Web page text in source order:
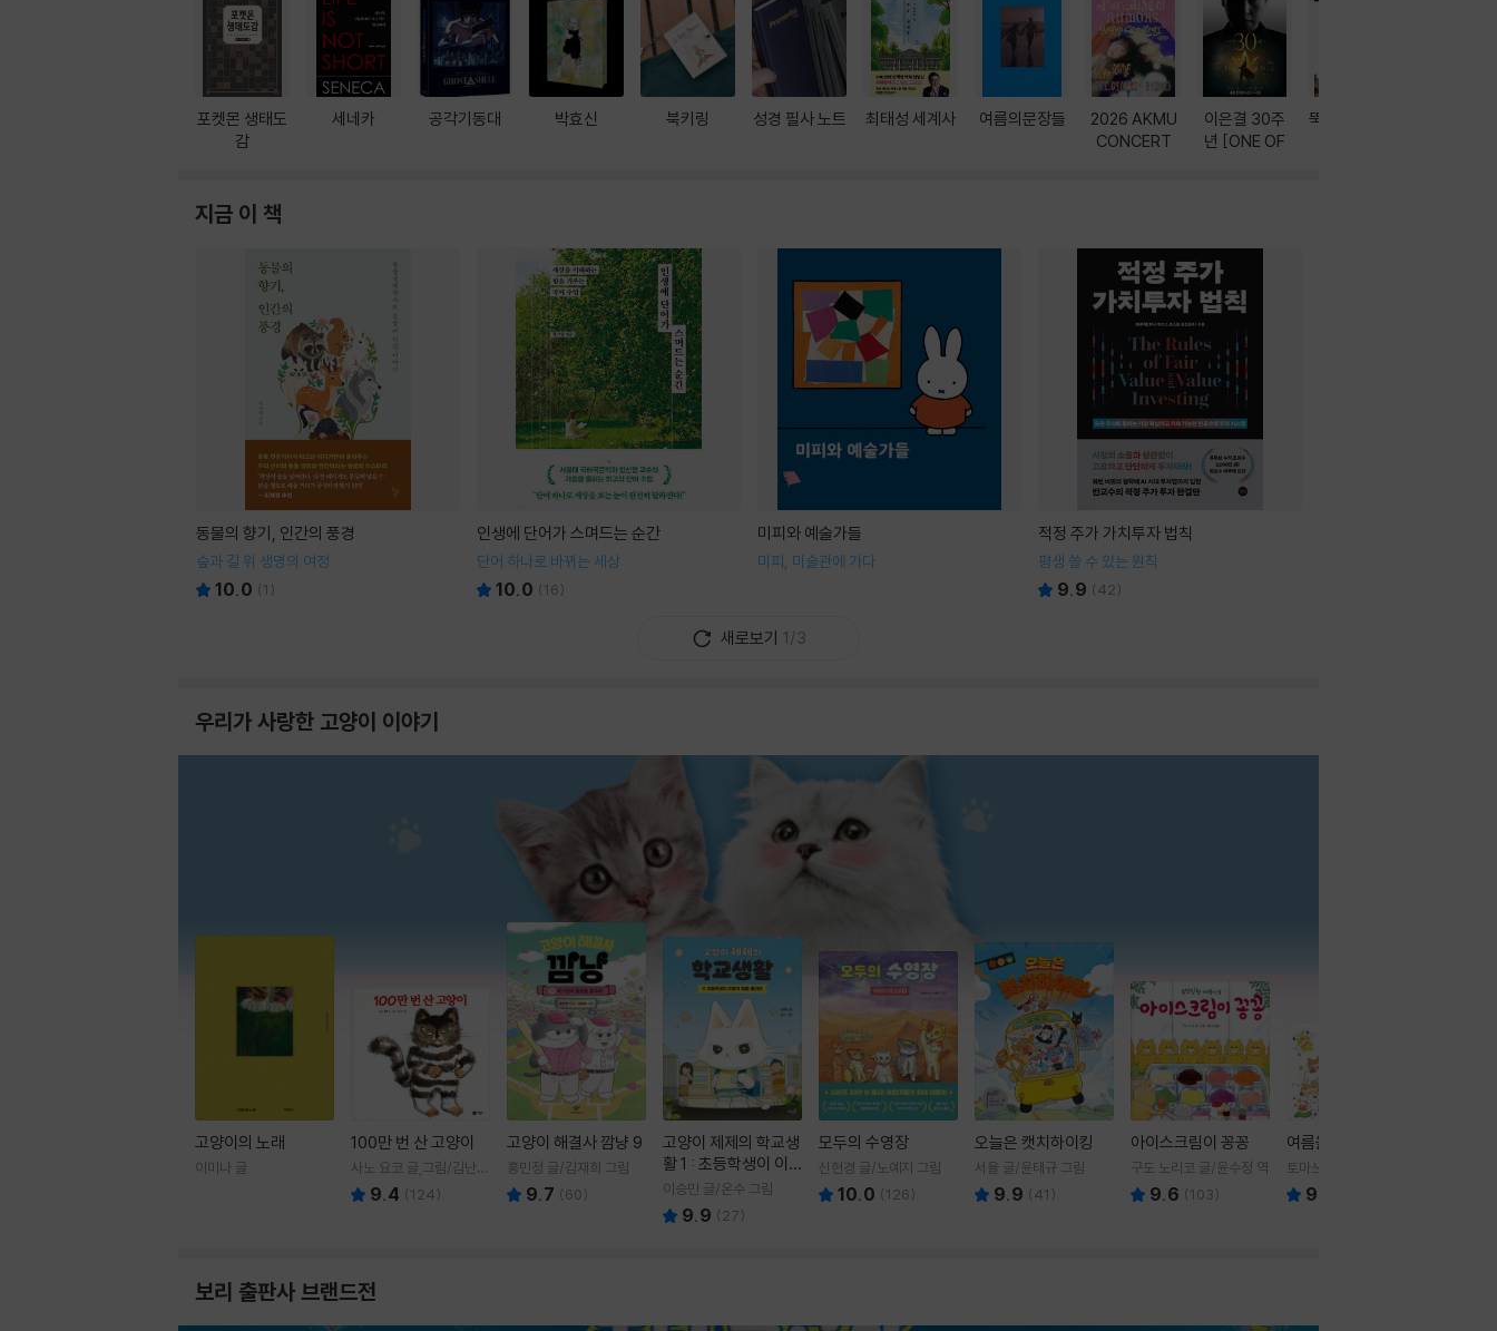
포켓몬 생태도
감
세네카 공각기동대 박효신 북키링 성경 필사 노트 최태성 세계사 여름의문장들
2026 AKMU
CONCERT
이은결 30주
년 [ONE OF
뚝딱! AI 3대장
지금 이 책
동물의 향기, 인간의 풍경
숲과 길 위 생명의 여정
10.0 (1 )
인생에 단어가 스며드는 순간
단어 하나로 바뀌는 세상
10.0 (16)
미피와 예술가들
미피, 미술관에 가다
적정 주가 가치투자 법칙
평생 쓸 수 있는 원칙
9.9 (42)
새로보기 1/3
우리가 사랑한 고양이 이야기
고양이의 노래
이미나 글
100만 번 산 고양이
사노 요코 글,그림/김난주
역 9.4 (124)
고양이 해결사 깜냥 9
홍민정 글/김재희 그림
9.7 (60)
고양이 제제의 학교생
활 1 : 초등학생이 이
렇게 힘들 줄이야
이승민 글/온수 그림
9.9 ( 27)
모두의 수영장
신현경 글/노예지 그림
10.0 (126)
오늘은 캣치하이킹
서율 글/윤태규 그림
9.9 (41 )
아이스크림이 꽁꽁
구도 노리코 글/윤수정 역
9.6 (103)
여름을 부탁해
토마쓰리 글그림
9.8
보리 출판사 브랜드전